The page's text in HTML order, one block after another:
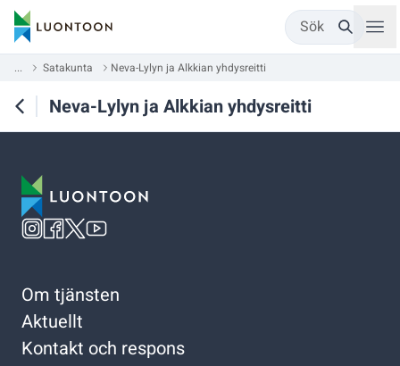
Sök
... Satakunta Neva-Lylyn ja Alkkian yhdysreitti
Neva-Lylyn ja Alkkian yhdysreitti
Om tjänsten
Aktuellt
Kontakt och respons